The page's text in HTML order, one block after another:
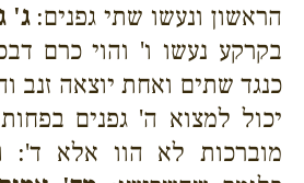
הראשון ונעשו שתי גפנים:ג'
בקרקע נעשו ו' והוי כרם
כנגד שתים ואחת יוצאה זנב
יכול למצוא ה' גפנים
מוברכות לא הוו אלא ד':